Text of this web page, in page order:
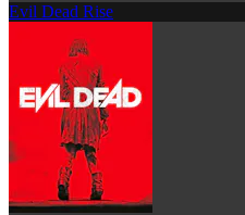
Evil Dead Rise